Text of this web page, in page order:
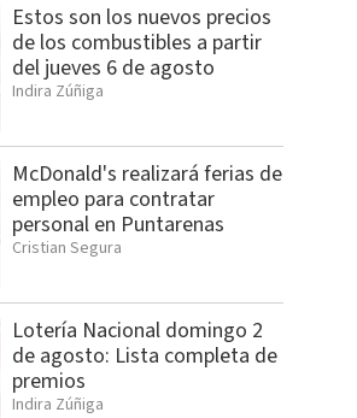
Estos son los nuevos precios
de los combustibles a partir
del jueves 6 de agosto
Indira Zúñiga
McDonald's realizará ferias de
empleo para contratar
personal en Puntarenas
Cristian Segura
Lotería Nacional domingo 2
de agosto: Lista completa de
premios
Indira Zúñiga